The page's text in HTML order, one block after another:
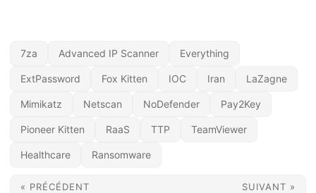
7za Advanced IP Scanner Everything
ExtPassword Fox Kitten IOC Iran LaZagne
Mimikatz Netscan NoDefender Pay2Key
Pioneer Kitten RaaS TTP TeamViewer
Healthcare Ransomware
« PRÉCÉDENT SUIVANT »